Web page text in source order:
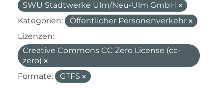
SWU Stadtwerke Ulm/Neu-Ulm GmbH
Kategorien:
Öffentlicher Personenverkehr
Lizenzen:
Creative Commons CC Zero License (cc-
zero)
Formate:
GTFS